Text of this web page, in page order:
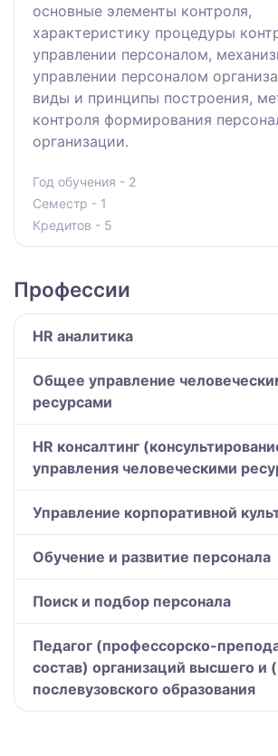
основные элементы контроля,
характеристику процедуры
управлении персоналом,
управлении персоналом
виды и принципы построения,
контроля формирования
организации.
Год обучения - 2
Семестр - 1
Кредитов - 5
Профессии
HR аналитика
Общее управление
ресурсами
HR консалтинг
управления человеческими
Управление корпоративной
Обучение и развитие персонала
Поиск и подбор персонала
Педагог (профессорско-
состав) организаций высшего и
послевузовского образования